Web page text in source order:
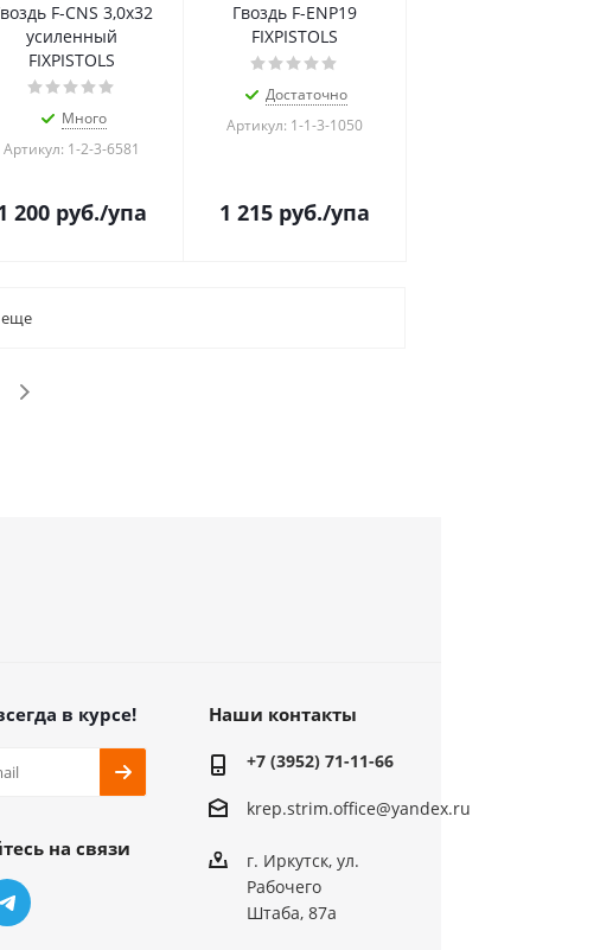
F-CNS 3,0х32
усиленный
FIXPISTOLS
Много
Артикул: 1-2-3-6581
200 руб./упа
Гвоздь F-ENP19
FIXPISTOLS
Достаточно
Артикул: 1-1-3-1050
1 215 руб./упа
еще
в курсе!
на связи
Наши контакты
+7 (3952) 71-11-66
krep.strim.office@yandex.ru
г. Иркутск, ул.
Рабочего
Штаба, 87а